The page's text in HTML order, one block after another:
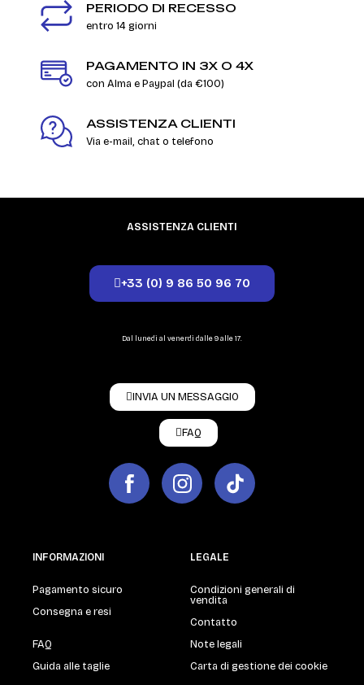
PERIODO DI RECESSO
entro 14 giorni
PAGAMENTO IN 3X O 4X
con Alma e Paypal (da €100)
ASSISTENZA CLIENTI
Via e-mail, chat o telefono
ASSISTENZA CLIENTI
+33 (0) 9 86 50 96 70
Dal lunedì al venerdì dalle 9 alle 17.
INVIA UN MESSAGGIO
FAQ
INFORMAZIONI
Pagamento sicuro
Consegna e resi
FAQ
Guida alle taglie
LEGALE
Condizioni generali di
vendita
Contatto
Note legali
Carta di gestione dei cookie